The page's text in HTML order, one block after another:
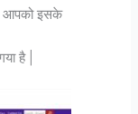
आपको इसके
है |